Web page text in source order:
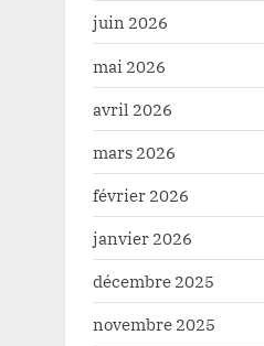
juin 2026
mai 2026
avril 2026
mars 2026
février 2026
janvier 2026
décembre 2025
novembre 2025